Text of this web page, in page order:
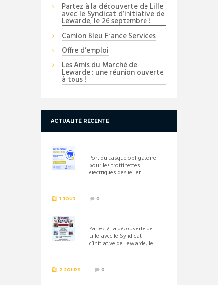
Partez à la découverte de Lille
avec le Syndicat d’initiative de
Lewarde, le 26 septembre !
Camion Bleu France Services
Offre d’emploi
Les Amis du Marché de
Lewarde : une réunion ouverte
à tous !
ACTUALITÉ RÉCENTE
Port du casque obligatoire
pour les trottinettes
électriques dès le 1er
1 JOUR 0
Partez à la découverte de
Lille avec le Syndicat
d’initiative de Lewarde, le
2 JOURS 0